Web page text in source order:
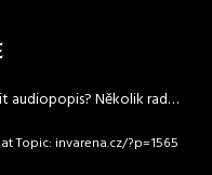
audiopopis? Několik rad…
Topic: invarena.cz/?p=1565